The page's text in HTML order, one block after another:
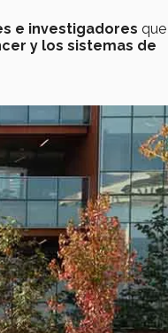
e investigadores que
y los sistemas de